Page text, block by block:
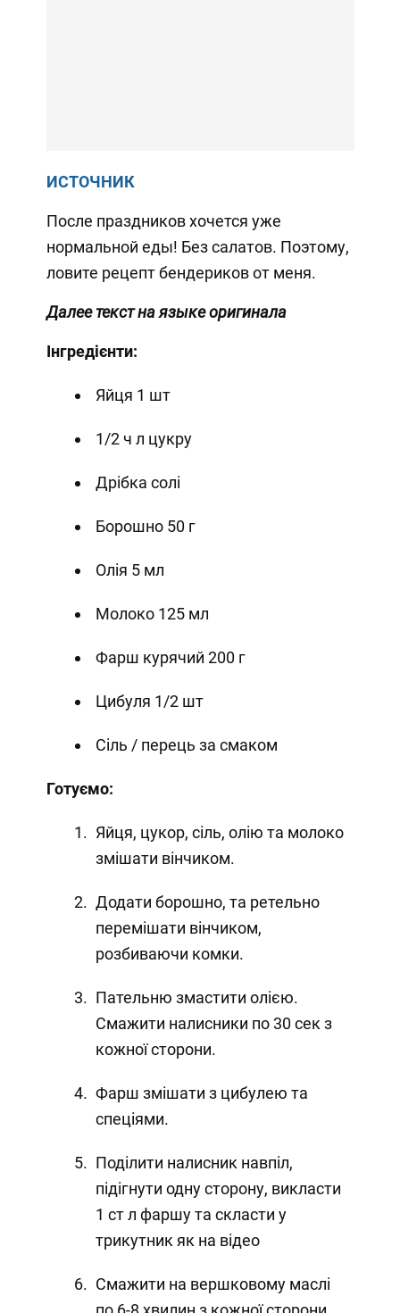
ИСТОЧНИК
После праздников хочется уже
нормальной еды! Без салатов. Поэтому,
ловите рецепт бендериков от меня.
Далее текст на языке оригинала
Інгредієнти:
Яйця 1 шт
1/2 ч л цукру
Дрібка солі
Борошно 50 г
Олія 5 мл
Молоко 125 мл
Фарш курячий 200 г
Цибуля 1/2 шт
Сіль / перець за смаком
Готуємо:
Яйця, цукор, сіль, олію та молоко
змішати вінчиком.
Додати борошно, та ретельно
перемішати вінчиком,
розбиваючи комки.
Пательню змастити олією.
Смажити налисники по 30 сек з
кожної сторони.
Фарш змішати з цибулею та
спеціями.
Поділити налисник навпіл,
підігнути одну сторону, викласти
1 ст л фаршу та скласти у
трикутник як на відео
Смажити на вершковому маслі